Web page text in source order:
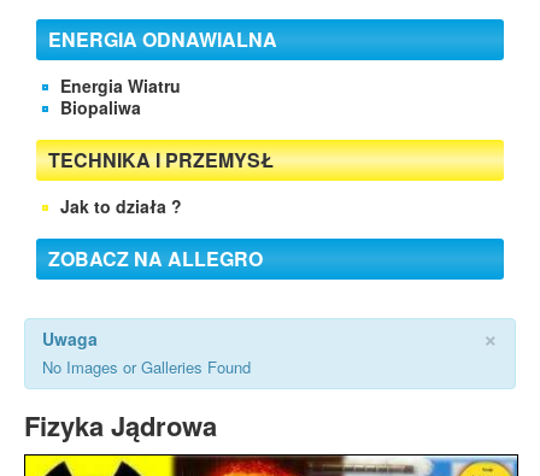
ENERGIA ODNAWIALNA
Energia Wiatru
Biopaliwa
TECHNIKA I PRZEMYSŁ
Jak to działa ?
ZOBACZ NA ALLEGRO
×
Uwaga
No Images or Galleries Found
Fizyka Jądrowa